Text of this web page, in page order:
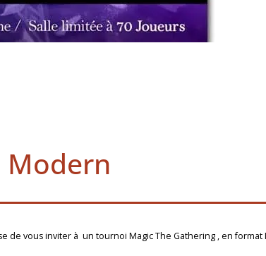
de vous inviter à un tournoi Magic The Gathering , en format